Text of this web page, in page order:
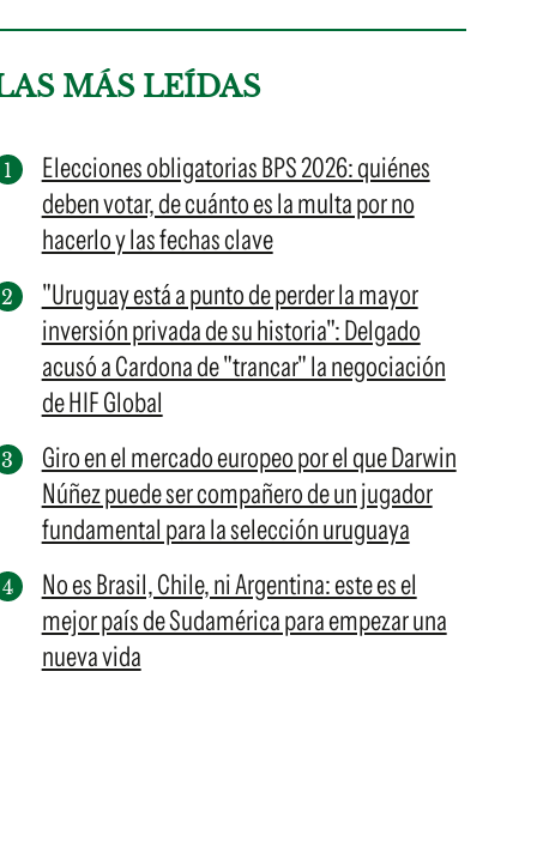
MÁS LEÍDAS
Elecciones obligatorias BPS 2026: quiénes
deben votar, de cuánto es la multa por no
hacerlo y las fechas clave
"Uruguay está a punto de perder la mayor
inversión privada de su historia": Delgado
acusó a Cardona de "trancar" la negociación
de HIF Global
Giro en el mercado europeo por el que Darwin
Núñez puede ser compañero de un jugador
fundamental para la selección uruguaya
No es Brasil, Chile, ni Argentina: este es el
mejor país de Sudamérica para empezar una
nueva vida